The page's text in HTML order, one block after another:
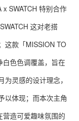
SWATCH 特别合作
这对老搭
这款「MISSION TO
白色色调覆盖，旨在
灵感的设计理念，
以体现；而本次主角
造可爱趣味氛围的